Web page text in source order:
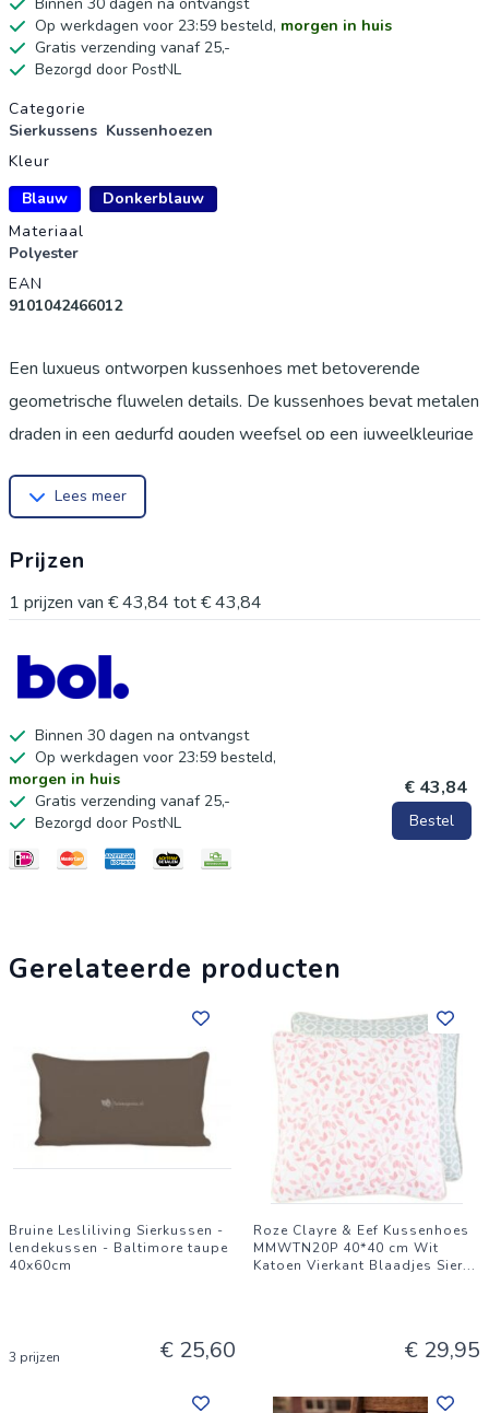
Op werkdagen voor 23:59 besteld, morgen in huis
Gratis verzending vanaf 25,-
Bezorgd door PostNL
Productgegevens
Categorie
Sierkussens Kussenhoezen
Kleur
Blauw
Donkerblauw
Materiaal
Polyester
EAN
9101042466012
Een luxueus ontworpen kussenhoes met betoverende
geometrische fluwelen details. De kussenhoes bevat metalen
draden in een gedurfd gouden weefsel op een juweelkleurige
een slimme mesrandrand en een verborgen ritssluiting, met
combineren in toon op toon of contrasterende juweelkleuren
voor een verfijnde uitstraling in uw interieur.
Lees meer
Prijzen
1 prijzen van € 43,84 tot€ 43,84
Binnen 30 dagen na ontvangst
Op werkdagen voor 23:59 besteld,
morgen in huis
Gratis verzending vanaf 25,-
Bezorgd door PostNL
€ 43,84
Bestel
Gerelateerde producten
Bruine Lesliliving Sierkussen -
lendekussen - Baltimore taupe
40x60cm
3 prijzen € 25,60
Roze Clayre & Eef Kussenhoes
MMWTN20P 40*40 cm Wit
Katoen Vierkant Blaadjes Sier...
€ 29,95